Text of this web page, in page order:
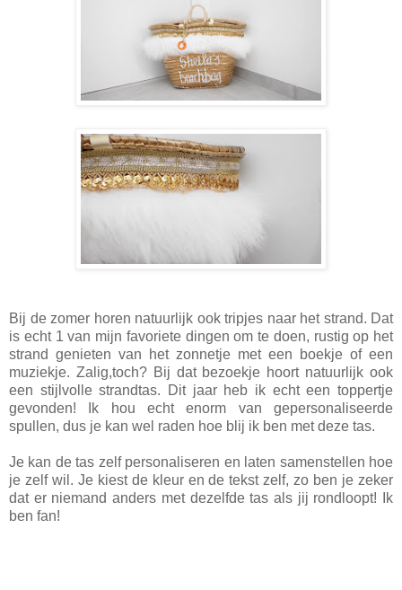
Bij de zomer horen natuurlijk ook tripjes naar het strand. Dat
is echt 1 van mijn favoriete dingen om te doen, rustig op het
strand genieten van het zonnetje met een boekje of een
muziekje. Zalig,toch? Bij dat bezoekje hoort natuurlijk ook
een stijlvolle strandtas. Dit jaar heb ik echt een toppertje
gevonden! Ik hou echt enorm van gepersonaliseerde
spullen, dus je kan wel raden hoe blij ik ben met deze tas.
Je kan de tas zelf personaliseren en laten samenstellen hoe
je zelf wil. Je kiest de kleur en de tekst zelf, zo ben je zeker
dat er niemand anders met dezelfde tas als jij rondloopt! Ik
ben fan!